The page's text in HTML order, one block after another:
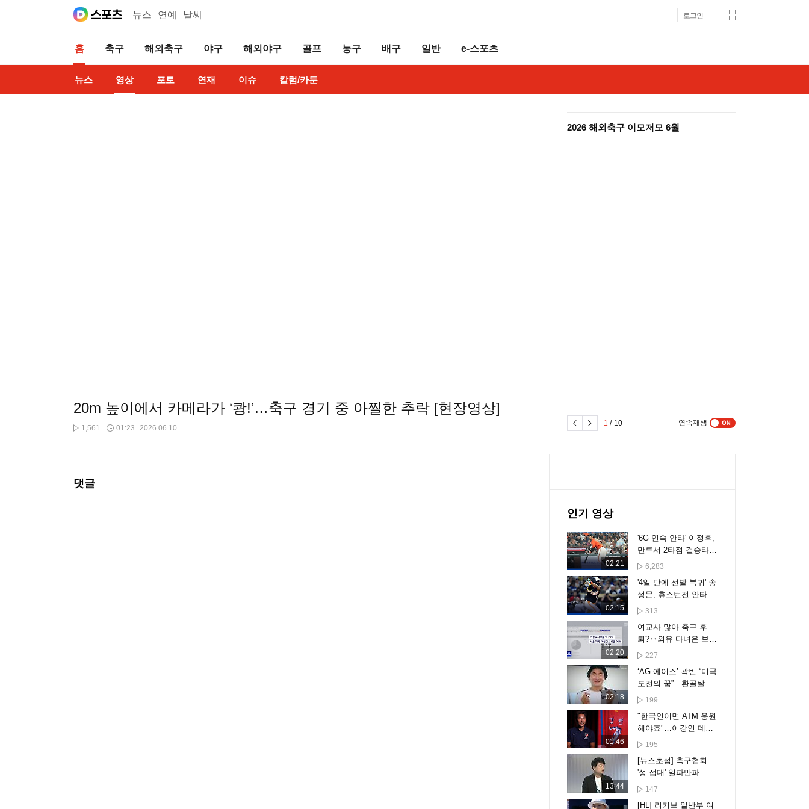
뉴스 연예 날씨 로그인
홈 축구 해외축구 야구 해외야구 골프 농구 배구 일반 e-스포츠
뉴스 영상 포토 연재 이슈 칼럼/카툰
2026 해외축구 이모저모 6월
1 / 10 연속재생
20m 높이에서 카메라가 ‘쾅!’…축구 경기 중 아찔한 추락 [현장영상]
1,561 01:23 2026.06.10
댓글
인기 영상
02:21
'6G 연속 안타' 이정후,
만루서 2타점 결승타
작렬...디트로이트에 5-
스]
6,283
02:15
'4일 만에 선발 복귀' 송
성문, 휴스턴전 안타 활
약…샌디에이고는 3-6
313
02:20
여교사 많아 축구 후
퇴?‥외유 다녀온 보고
서가
227
02:18
‘AG 에이스’ 곽빈 “미국
도전의 꿈”…환골탈태
의 비결도 공개
199
01:46
"한국인이면 ATM 응원
해야죠"…이강인 데뷔
전 임박
195
13:44
[뉴스초점] 축구협회
'성 접대' 일파만파…주
말에 사과문 올려
147
[HL] 리커브 일반부 여